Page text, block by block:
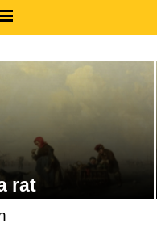
OTHER LANGUAGES
ABOUT US
ALEXA
rat